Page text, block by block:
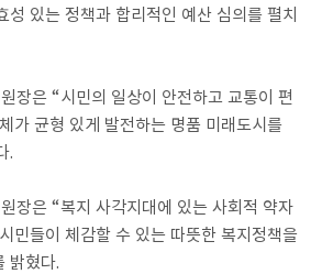
성 있는 정책과 합리적인 예산 심의를 펼치
장은 “시민의 일상이 안전하고 교통이 편
가 균형 있게 발전하는 명품 미래도시를
.
장은 “복지 사각지대에 있는 사회적 약자
시민들이 체감할 수 있는 따뜻한 복지정책을
밝혔다.